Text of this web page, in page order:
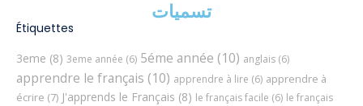
تسميات
Étiquettes
3eme (8) 3eme année (6) 5éme année (10) anglais (6)
apprendre le français (10) apprendre à lire (6) apprendre à
écrire (7) J'apprends le Français (8) le français facile (6) le français